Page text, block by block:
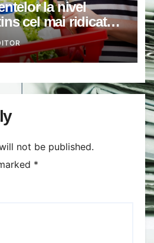
la nivel
cel mai ridicat
peste trei ani. În
s-a scumpit cel
pe fondul
al temerilor că
va perturba
prin Marea
not be published.
*